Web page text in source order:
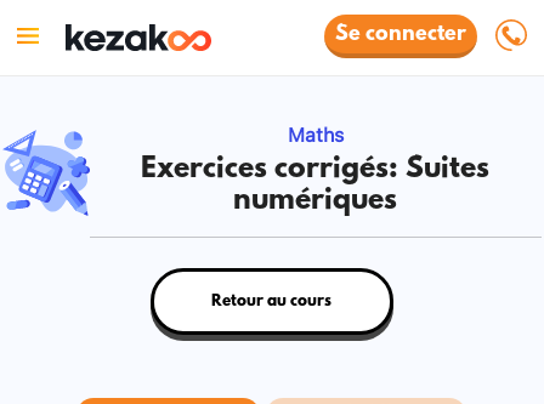
Se connecter
Maths
Exercices corrigés: Suites
numériques
Retour au cours